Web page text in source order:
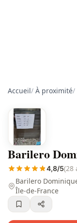
Accueil/ À proximité/
Barilero
4,8/5(28
Barilero
Île-de-France